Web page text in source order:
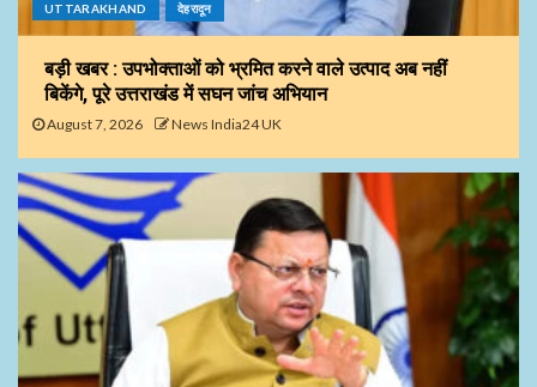
UTTARAKHAND देहरादून
बड़ी खबर : उपभोक्ताओं को भ्रमित करने वाले उत्पाद अब नहीं
बिकेंगे, पूरे उत्तराखंड में सघन जांच अभियान
August 7, 2026 News India24 UK